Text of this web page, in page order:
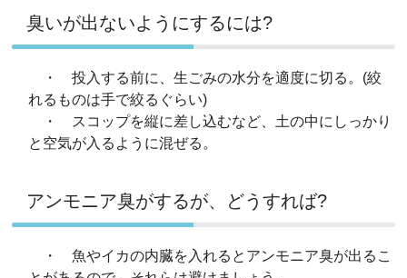
臭いが出ないようにするには?
・ 投入する前に、生ごみの水分を適度に切る。(絞
れるものは手で絞るぐらい)
・ スコップを縦に差し込むなど、土の中にしっかり
と空気が入るように混ぜる。
アンモニア臭がするが、どうすれば?
・ 魚やイカの内臓を入れるとアンモニア臭が出るこ